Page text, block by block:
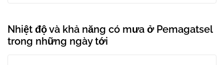
Nhiệt độ và khả năng có mưa ở Pemagatsel
trong những ngày tới